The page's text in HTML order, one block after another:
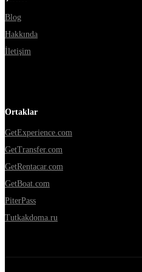
Blog
Hakkında
İletişim
Ortaklar
GetExperience.com
GetTransfer.com
GetRentacar.com
GetBoat.com
PiterPass
Tutkakdoma.ru